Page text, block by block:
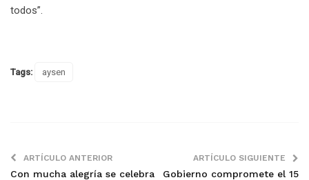
todos”.
Tags: aysen
ARTÍCULO ANTERIOR
Con mucha alegría se celebra
ARTÍCULO SIGUIENTE
Gobierno compromete el 15